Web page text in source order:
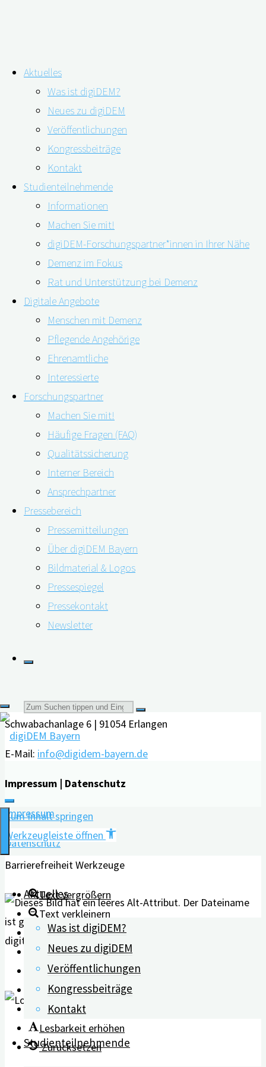
Inhalt
springen
Aktuelles
Was ist digiDEM?
Neues zu digiDEM
Veröffentlichungen
Kongressbeiträge
Kontakt
Studienteilnehmende
Informationen
Machen Sie mit!
digiDEM-Forschungspartner*innen in Ihrer Nähe
Demenz im Fokus
Rat und Unterstützung bei Demenz
Digitale Angebote
Menschen mit Demenz
Pflegende Angehörige
Ehrenamtliche
Interessierte
Forschungspartner
Machen Sie mit!
Häufige Fragen (FAQ)
Qualitätssicherung
Interner Bereich
Ansprechpartner
Pressebereich
Pressemitteilungen
Über digiDEM Bayern
Bildmaterial & Logos
Pressespiegel
Pressekontakt
Newsletter
Suchen
nach:
Aktuelles
Was ist digiDEM?
Neues zu digiDEM
Veröffentlichungen
Kongressbeiträge
Kontakt
Studienteilnehmende
Schlagwort:Cochlear-Implantat
Demenzrisiko reduzieren mit einem
Hörgerät
25.05.2023 23.06.2023
Hörgeräte und Cochlear-Implantate beugen einem
Rückgang der kognitiven Fähigkeiten vor. Diesen
Zusammenhang zwischen der Nutzung von Hörgeräten
und dem kognitiven Abbau haben Forschende der
National University of Singapore und des National
University Hospital in einer aktuellen Studie gezeigt.
Demnach sinkt das Risiko, langfristig kognitiv
abzubauen, um 19 Prozent, wenn Hörgeräte getragen …
weiterlesen
"Demenzrisiko
reduzieren
mit
Schwabachanlage 6 | 91054 Erlangen
E-Mail: info@digidem-bayern.de
Impressum | Datenschutz
Impressum
Datenschutz
Zum Inhalt springen
Werkzeugleiste öffnen
Barrierefreiheit Werkzeuge
Text vergrößern
Text verkleinern
Graustufen
Hoher Kontrast
Negativer Kontrast
Heller Hintergrund
Links unterstreichen
Lesbarkeit erhöhen
Zurücksetzen